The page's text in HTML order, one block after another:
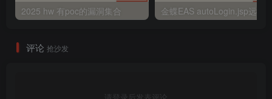
2025 hw 有poc的漏洞集合
评论 抢沙发